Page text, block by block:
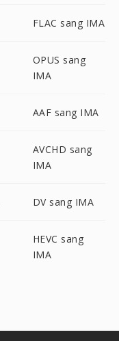
FLAC sang IMA
OPUS sang
IMA
AAF sang IMA
AVCHD sang
IMA
DV sang IMA
HEVC sang
IMA